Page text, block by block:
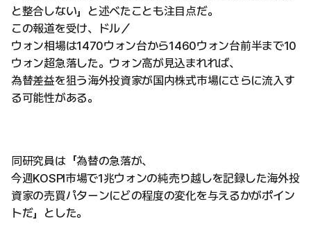
と整合しない」と述べたことも注目点だ。
この報道を受け、ドル／
ウォン相場は1470ウォン台から1460ウォン台前半まで10
ウォン超急落した。ウォン高が見込まれれば、
為替差益を狙う海外投資家が国内株式市場にさらに流入す
る可能性がある。
同研究員は「為替の急落が、
今週KOSPI市場で1兆ウォンの純売り越しを記録した海外投
資家の売買パターンにどの程度の変化を与えるかがポイン
トだ」とした。